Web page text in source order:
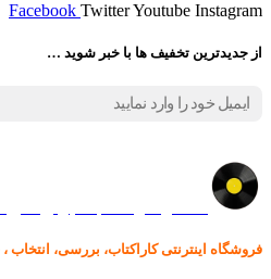
Facebook TwitterYoutube Instagram
از جدیدترین تخفیف ها با خبر شوید …
فروشگاه اینترنتی کاراکتاب، بررسی، انتخاب ،